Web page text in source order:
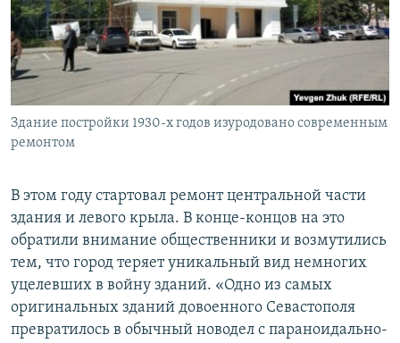
Здание постройки 1930-х годов изуродовано современным
ремонтом
В этом году стартовал ремонт центральной части
здания и левого крыла. В конце-концов на это
обратили внимание общественники и возмутились
тем, что город теряет уникальный вид немногих
уцелевших в войну зданий. «Одно из самых
оригинальных зданий довоенного Севастополя
превратилось в обычный новодел с параноидально-